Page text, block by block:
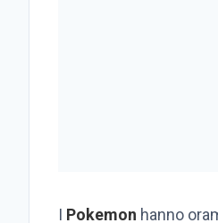
I Pokemon hanno